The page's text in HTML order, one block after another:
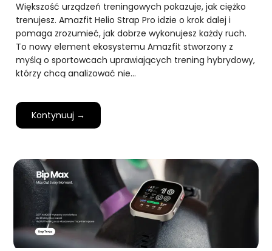
Większość urządzeń treningowych pokazuje, jak ciężko
trenujesz. Amazfit Helio Strap Pro idzie o krok dalej i
pomaga zrozumieć, jak dobrze wykonujesz każdy ruch.
To nowy element ekosystemu Amazfit stworzony z
myślą o sportowcach uprawiających trening hybrydowy,
którzy chcą analizować nie…
Kontynuuj →